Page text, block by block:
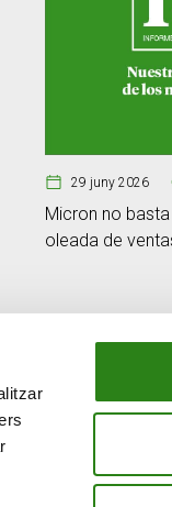
29 juny 2026
Micron no
oleada de
EL NOSTRE GRUP